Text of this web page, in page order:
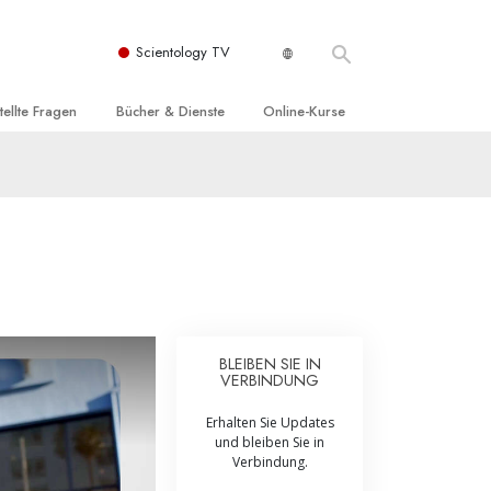
Scientology TV
für
Fragen Bücher & Dienste
Dienste
Online-Kurse
Beistände bei Krankheiten und
Integrität und Ehrlichkeit
Ehe
BLEIBEN SIE IN
VERBINDUNG
Erhalten Sie Updates
und bleiben Sie in
Verbindung.